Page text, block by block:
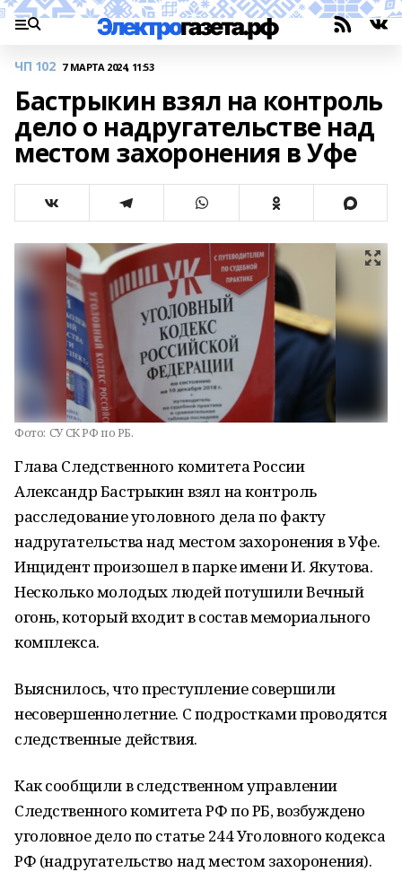
ЧП 102 7 МАРТА 2024, 11:53
Бастрыкин взял на контроль
дело о надругательстве над
местом захоронения в Уфе
Фото: СУ СК РФ по РБ.
Глава Следственного комитета России
Александр Бастрыкин взял на контроль
расследование уголовного дела по факту
надругательства над местом захоронения в Уфе.
Инцидент произошел в парке имени И. Якутова.
Несколько молодых людей потушили Вечный
огонь, который входит в состав мемориального
комплекса.
Выяснилось, что преступление совершили
несовершеннолетние. С подростками проводятся
следственные действия.
Как сообщили в следственном управлении
Следственного комитета РФ по РБ, возбуждено
уголовное дело по статье 244 Уголовного кодекса
РФ (надругательство над местом захоронения).